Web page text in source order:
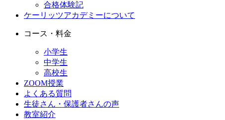
合格体験記
ケーリッツアカデミーについて
コース・料金
小学生
中学生
高校生
ZOOM授業
よくある質問
生徒さん・保護者さんの声
教室紹介